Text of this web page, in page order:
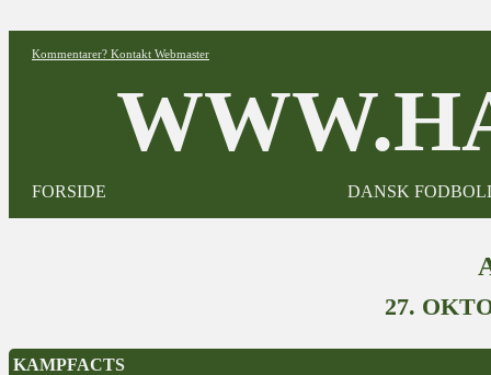
Kommentarer? Kontakt Webmaster
FORSIDE DANSK
27.
KAMPFACTS